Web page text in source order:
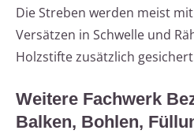
Die Streben werden meist
Versätzen in Schwelle und
Holzstifte zusätzlich
Weitere Fachwerk
Balken, Bohlen,